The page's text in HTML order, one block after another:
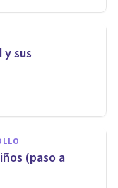
sus
(paso a